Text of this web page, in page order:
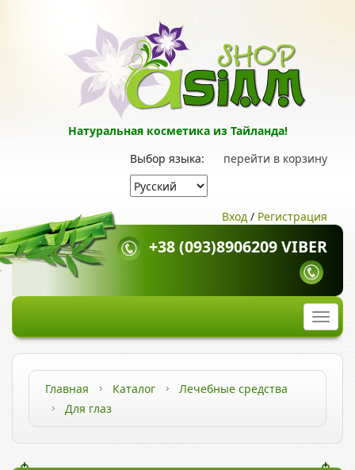
Натуральная косметика из Тайланда!
перейти в корзину
Выбор языка:
Вход / Регистрация
+38 (093)8906209 VIBER
Главная Каталог
Лечебные средства
Для глаз